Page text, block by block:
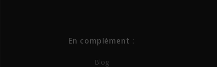
En complément :
Blog